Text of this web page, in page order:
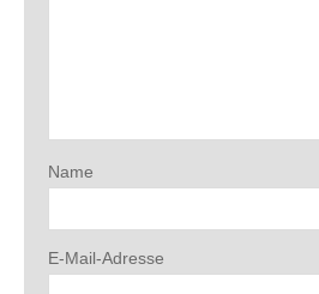
Name
E-Mail-Adresse